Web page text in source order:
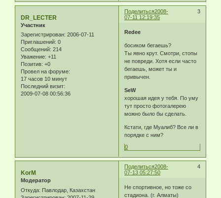
Поделиться 3
2008-
07-11 12:19:35
DR_LECTER
Участник
Зарегистрирован: 2006-07-11
Приглашений: 0
Сообщений: 214
Уважение: +11
Позитив: +0
Провел на форуме:
17 часов 10 минут
Последний визит:
2009-07-08 00:56:36
Redee
босиком бегаешь?
Ты явно крут. Смотри, стопы
не повреди. Хотя если часто
бегаешь, может ты и
привычен.
SeW
хорошая идея у тебя. По уму
тут просто фотогалерею
можно было бы сделать.
Кстати, где Муалиб? Все ли в
порядке с ним?
0
Поделиться 4
2008-
07-13 05:27:50
KorM
Модератор
Откуда: Павлодар, Казахстан
Не спортивное, но тоже со
стадиона. (г. Алматы)